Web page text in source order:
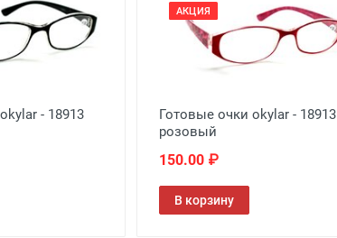
- 18913
АКЦИЯ
Готовые очки okylar - 18913
розовый
150.00 ₽
В корзину